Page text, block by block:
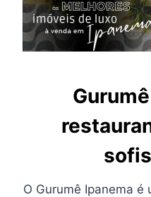
O Gurumê Ipanema